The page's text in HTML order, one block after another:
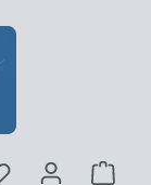
anzeigen